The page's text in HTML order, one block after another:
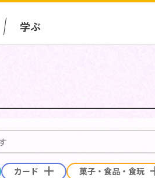
学ぶ
カード 菓子・食品・食玩